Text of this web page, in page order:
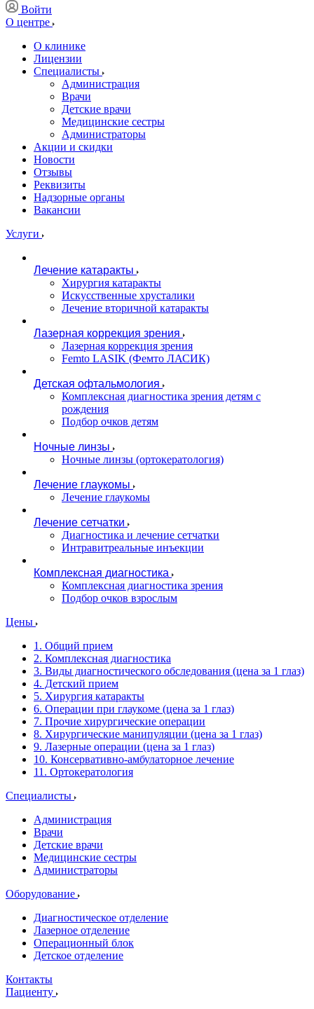
Войти
О центре
О клинике
Лицензии
Специалисты
Администрация
Врачи
Детские врачи
Медицинские сестры
Администраторы
Акции и скидки
Новости
Отзывы
Реквизиты
Надзорные органы
Вакансии
Услуги
Лечение катаракты
Хирургия катаракты
Искусственные хрусталики
Лечение вторичной катаракты
Лазерная коррекция зрения
Лазерная коррекция зрения
Femto LASIK (Фемто ЛАСИК)
Детская офтальмология
Комплексная диагностика зрения детям c
рождения
Подбор очков детям
Ночные линзы
Ночные линзы (ортокератология)
Лечение глаукомы
Лечение глаукомы
Лечение сетчатки
Диагностика и лечение сетчатки
Интравитреальные инъекции
Комплексная диагностика
Комплексная диагностика зрения
Подбор очков взрослым
Цены
1. Общий прием
2. Комплексная диагностика
3. Виды диагностического обследования (цена за 1 глаз)
4. Детский прием
5. Хирургия катаракты
6. Операции при глаукоме (цена за 1 глаз)
7. Прочие хирургические операции
8. Хирургические манипуляции (цена за 1 глаз)
9. Лазерные операции (цена за 1 глаз)
10. Консервативно-амбулаторное лечение
11. Ортокератология
Специалисты
Администрация
Врачи
Детские врачи
Медицинские сестры
Администраторы
Оборудование
Диагностическое отделение
Лазерное отделение
Операционный блок
Детское отделение
Контакты
Пациенту